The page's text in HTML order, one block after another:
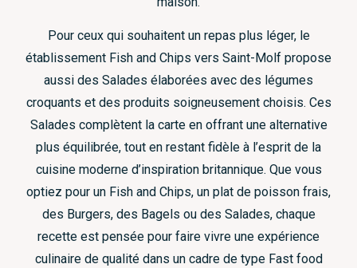
Pour ceux qui souhaitent un repas plus léger, le
établissement Fish and Chips vers Saint-Molf propose
aussi des Salades élaborées avec des légumes
croquants et des produits soigneusement choisis. Ces
Salades complètent la carte en offrant une alternative
plus équilibrée, tout en restant fidèle à l’esprit de la
cuisine moderne d’inspiration britannique. Que vous
optiez pour un Fish and Chips, un plat de poisson frais,
des Burgers, des Bagels ou des Salades, chaque
recette est pensée pour faire vivre une expérience
culinaire de qualité dans un cadre de type Fast food